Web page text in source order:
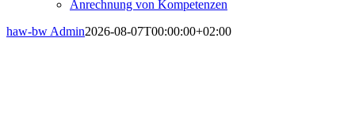
Anrechnung von Kompetenzen
haw-bw Admin2026-08-07T00:00:00+02:00